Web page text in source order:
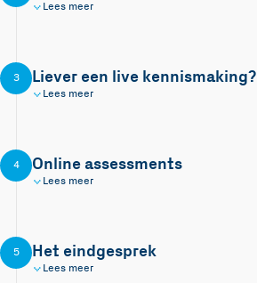
Lees meer
3 Liever een live kennismaking?
Lees meer
4 Online assessments
Lees meer
5 Het eindgesprek
Lees meer